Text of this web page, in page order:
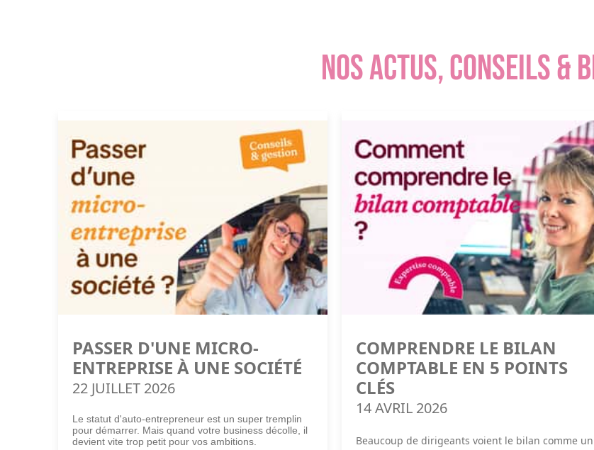
NOS ACTUS, CONSEILS &
PASSER D'UNE MICRO-
ENTREPRISE À UNE SOCIÉTÉ
22 JUILLET 2026
Le statut d'auto-entrepreneur est un super tremplin
pour démarrer. Mais quand votre business décolle, il
devient vite trop petit pour vos ambitions.
COMPRENDRE LE BILAN
COMPTABLE EN 5 POINTS
CLÉS
14 AVRIL 2026
Beaucoup de dirigeants voient le bilan comme un